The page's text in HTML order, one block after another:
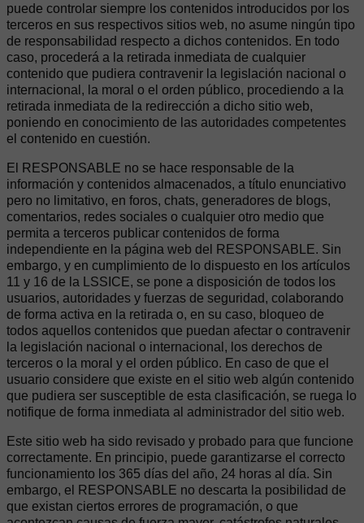
puede controlar siempre los contenidos introducidos por los
terceros en sus respectivos sitios web, no asume ningún tipo
de responsabilidad respecto a dichos contenidos. En todo
caso, procederá a la retirada inmediata de cualquier
contenido que pudiera contravenir la legislación nacional o
internacional, la moral o el orden público, procediendo a la
retirada inmediata de la redirección a dicho sitio web,
poniendo en conocimiento de las autoridades competentes
el contenido en cuestión.
El RESPONSABLE no se hace responsable de la
información y contenidos almacenados, a título enunciativo
pero no limitativo, en foros, chats, generadores de blogs,
comentarios, redes sociales o cualquier otro medio que
permita a terceros publicar contenidos de forma
independiente en la página web del RESPONSABLE. Sin
embargo, y en cumplimiento de lo dispuesto en los artículos
11 y 16 de la LSSICE, se pone a disposición de todos los
usuarios, autoridades y fuerzas de seguridad, colaborando
de forma activa en la retirada o, en su caso, bloqueo de
todos aquellos contenidos que puedan afectar o contravenir
la legislación nacional o internacional, los derechos de
terceros o la moral y el orden público. En caso de que el
usuario considere que existe en el sitio web algún contenido
que pudiera ser susceptible de esta clasificación, se ruega lo
notifique de forma inmediata al administrador del sitio web.
Este sitio web ha sido revisado y probado para que funcione
correctamente. En principio, puede garantizarse el correcto
funcionamiento los 365 días del año, 24 horas al día. Sin
embargo, el RESPONSABLE no descarta la posibilidad de
que existan ciertos errores de programación, o que